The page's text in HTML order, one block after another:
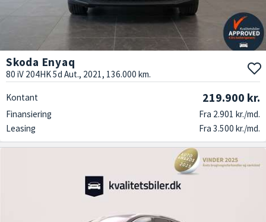
Skoda Enyaq
80 iV 204HK 5d Aut., 2021, 136.000 km.
Kontant 219.900 kr.
Finansiering
Fra 2.901 kr./md.
Leasing
Fra 3.500 kr./md.